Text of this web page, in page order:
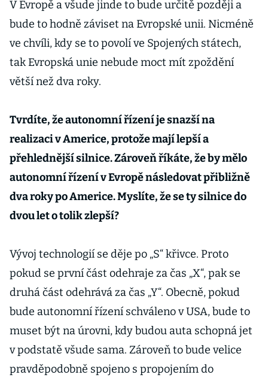
V Evropě a všude jinde to bude určitě později a
bude to hodně záviset na Evropské unii. Nicméně
ve chvíli, kdy se to povolí ve Spojených státech,
tak Evropská unie nebude moct mít zpoždění
větší než dva roky.
Tvrdíte, že autonomní řízení je snazší na
realizaci v Americe, protože mají lepší a
přehlednější silnice. Zároveň říkáte, že by mělo
autonomní řízení v Evropě následovat přibližně
dva roky po Americe. Myslíte, že se ty silnice do
dvou let o tolik zlepší?
Vývoj technologií se děje po „S“ křivce. Proto
pokud se první část odehraje za čas „X“, pak se
druhá část odehrává za čas „Y“. Obecně, pokud
bude autonomní řízení schváleno v USA, bude to
muset být na úrovni, kdy budou auta schopná jet
v podstatě všude sama. Zároveň to bude velice
pravděpodobně spojeno s propojením do